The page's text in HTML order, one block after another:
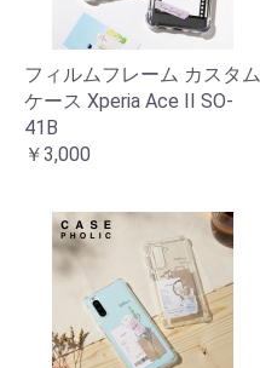
フィルムフレーム カスタム
ケース Xperia Ace II SO-
41B
￥3,000